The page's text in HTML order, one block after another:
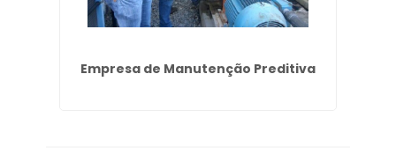
Empresa de Manutenção Preditiva